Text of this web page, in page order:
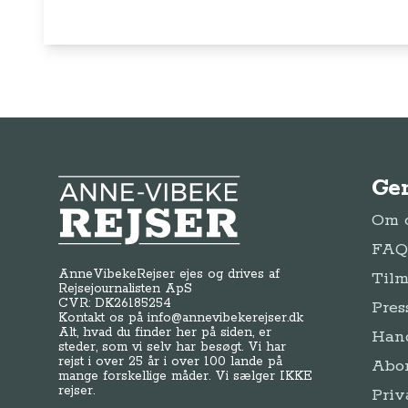
Anne-Vibeke Rejser
AnneVibekeRejser ejes og drives af
Rejsejournalisten ApS
CVR: DK26185254
Kontakt os påinfo@annevibekerejser.dk
Alt, hvad du finder her på siden, er
steder, som vi selv har besøgt. Vi har
rejst i over 25 år i over 100 lande på
mange forskellige måder. Vi sælger IKKE
rejser.
Om